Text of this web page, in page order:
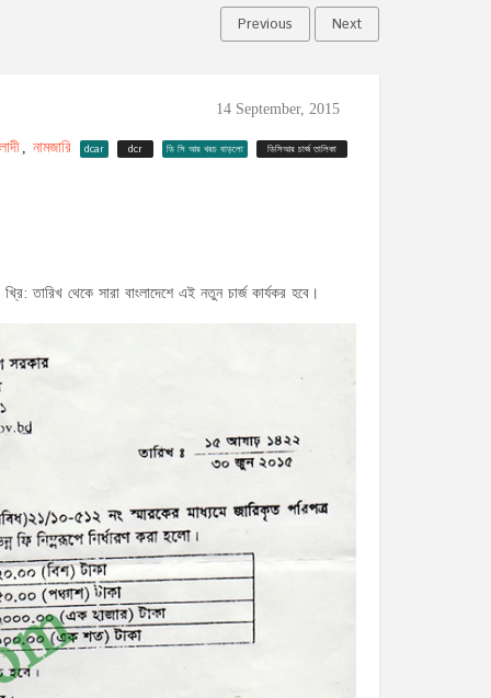
Previous Next
14 September, 2015
, নামজারি dcar dcr ডি সি আর খরচ বাড়লো ডিসিআর চার্জ তালিকা
থেকে সারা বাংলাদেশে এই নতুন চার্জ কার্যকর হবে।